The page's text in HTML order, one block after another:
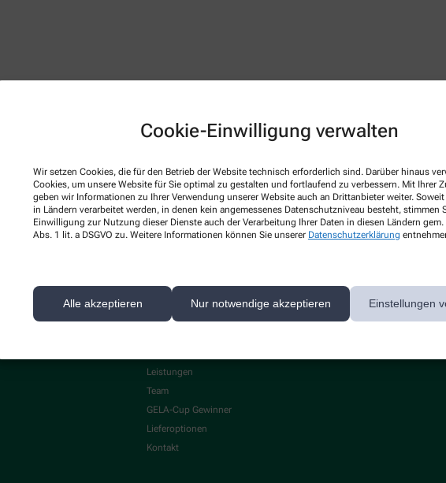
Cookie-Einwilligung verwalten
Wir setzen Cookies, die für den Betrieb der Website technisch erforderlich sind. Darüber hinaus
Cookies, um unsere Website für Sie optimal zu gestalten und fortlaufend zu verbessern. Mit Ihrer
geben wir Informationen zu Ihrer Verwendung unserer Website auch an Drittanbieter weiter. Soweit
in Ländern verarbeitet werden, in denen kein angemessenes Datenschutzniveau besteht, stimmen
Einwilligung zur Nutzung dieser Dienste auch der Verarbeitung Ihrer Daten in diesen Ländern
Abs. 1 lit. a DSGVO zu. Weitere Informationen können Sie unserer Datenschutzerklärung
Alle akzeptieren Nur notwendige akzeptieren Einstellungen
first post. Edit or delete it, then start writing!
Leistungen
Team
GELA-Cup Gewinner
Lieferoptionen
Kontakt